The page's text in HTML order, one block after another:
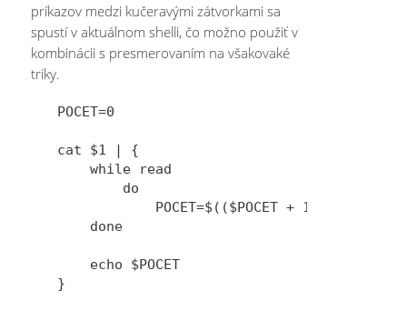
príkazov medzi kučeravými zátvorkami sa
spustí v aktuálnom shelli, čo možno použiť v
kombinácii s presmerovaním na všakovaké
triky.
POCET=0
cat $1 | {
    while read
        do
            POCET=$(($POCET + 1))
    done
    echo $POCET